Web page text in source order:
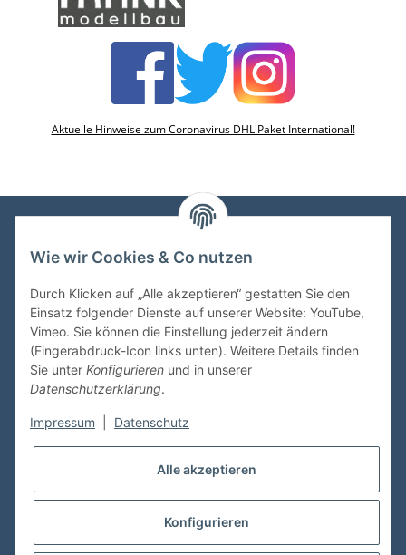
Aktuelle Hinweise zum Coronavirus DHL Paket International!
VDMedien24.de
Kasernenstraße 6-10
66482 Zweibrücken
Tel. 06332 72710
eMail: heinz.nickel@vdmedien.de
Shop Service
Wie wir Cookies & Co nutzen
Durch Klicken auf „Alle akzeptieren“ gestatten Sie den
Einsatz folgender Dienste auf unserer Website: YouTube,
Vimeo. Sie können die Einstellung jederzeit ändern
(Fingerabdruck-Icon links unten). Weitere Details finden
Sie unter Konfigurieren und in unserer
Datenschutzerklärung.
Impressum Datenschutz
Alle akzeptieren
Konfigurieren